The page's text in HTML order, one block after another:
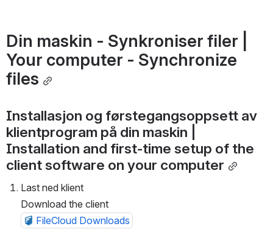
Din maskin - Synkroniser filer |
Your computer - Synchronize
files
Installasjon og førstegangsoppsett av
klientprogram på din maskin |
Installation and first-time setup of the
client software on your computer
Last ned klient
Download the client
FileCloud Downloads